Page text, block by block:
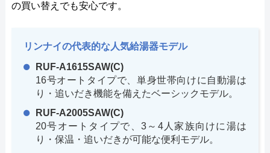
の買い替えでも安心です。
リンナイの代表的な人気給湯器モデル
RUF-A1615SAW(C)
16号オートタイプで、単身世帯向けに自動湯は
り・追いだき機能を備えたベーシックモデル。
RUF-A2005SAW(C)
20号オートタイプで、3～4人家族向けに湯は
り・保温・追いだきが可能な便利モデル。